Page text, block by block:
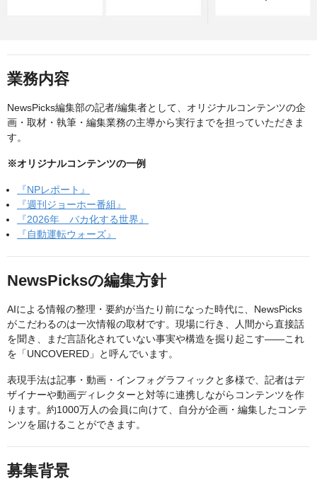
業務内容
NewsPicks編集部の記者/編集者として、オリジナルコンテンツの企
画・取材・執筆・編集業務の主導から実行までを担っていただきま
す。
※オリジナルコンテンツの一例
『NPレポート』
『週刊ジョーホー番組』
『2026年 バカ化する世界』
『自動運転ウォーズ』
NewsPicksの編集方針
AIによる情報の整理・要約が当たり前になった時代に、NewsPicks
がこだわるのは一次情報の取材です。現場に行き、人間から直接話
を聞き、まだ言語化されていない事実や構造を掘り起こす——これ
を「UNCOVERED」と呼んでいます。
表現手法は記事・動画・インフォグラフィックと多様で、記者はデ
ザイナーや動画ディレクターと対等に連携しながらコンテンツを作
ります。約1000万人の会員に向けて、自分が企画・編集したコンテ
ンツを届けることができます。
募集背景